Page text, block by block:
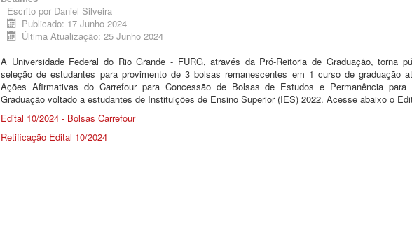
Escrito por Daniel Silveira
Publicado: 17 Junho 2024
Última Atualização: 25 Junho 2024
A Universidade Federal do Rio Grande - FURG, através da Pró-Reitoria de Graduação, torna
seleção de estudantes para provimento de 3 bolsas remanescentes em 1 curso de graduação
Ações Afirmativas do Carrefour para Concessão de Bolsas de Estudos e Permanência para
Graduação voltado a estudantes de Instituições de Ensino Superior (IES) 2022. Acesse abaixo o
Edital 10/2024 - Bolsas Carrefour
Retificação Edital 10/2024